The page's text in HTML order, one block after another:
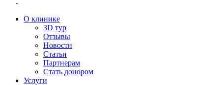
О клинике
3D тур
Отзывы
Новости
Статьи
Партнерам
Стать донором
Услуги